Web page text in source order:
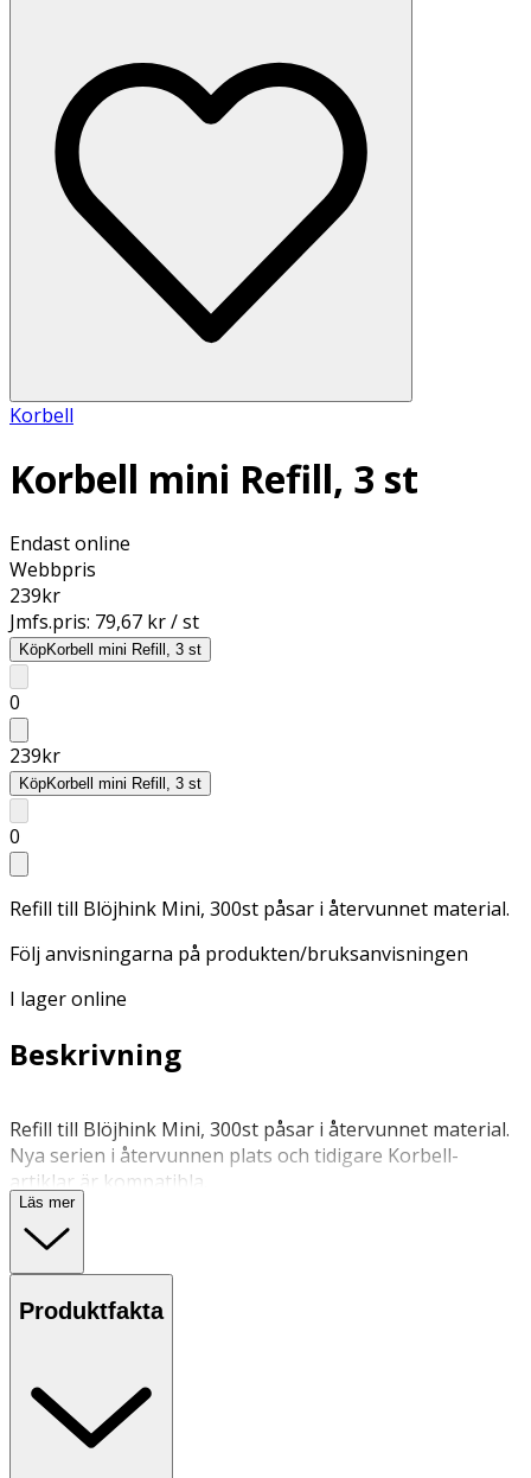
Korbell
Korbell mini Refill, 3 st
Endast online
Webbpris
239kr
Jmfs.pris: 79,67 kr / st
KöpKorbell mini Refill, 3 st
0
239kr
KöpKorbell mini Refill, 3 st
0
Refill till Blöjhink Mini, 300st påsar i återvunnet material.
Följ anvisningarna på produkten/bruksanvisningen
I lager online
Beskrivning
Refill till Blöjhink Mini, 300st påsar i återvunnet material.
Nya serien i återvunnen plats och tidigare Korbell-
artiklar är kompatibla.
Montera på kassetten inuti Korbell blöjhink Mini.
Rumstemperatur
Ingredienser:
Läs mer
Produktfakta